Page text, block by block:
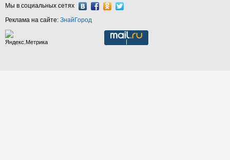
Мы в социальных сетях
Реклама на сайте: ЗнайГород